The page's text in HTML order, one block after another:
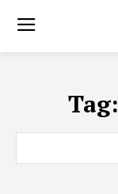
Tag: